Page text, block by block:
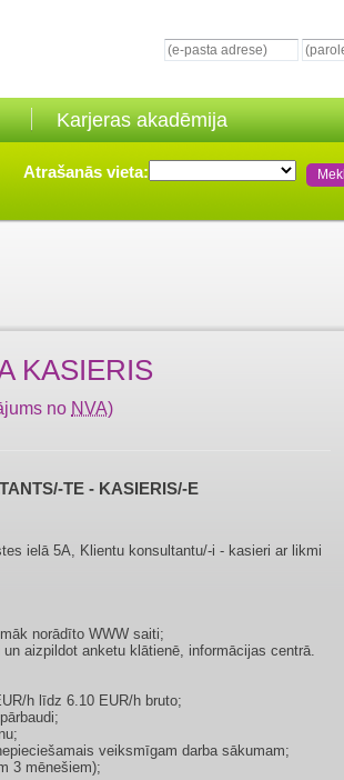
Karjeras akadēmija
Atrašanās vieta:
KASIERIS
no NVA)
TE - KASIERIS/-E
ielā 5A, Klientu konsultantu/-i - kasieri ar likmi
norādīto WWW saiti;
aizpildot anketu klātienē, informācijas centrā.
h līdz 6.10 EUR/h bruto;
veiksmīgam darba sākumam;
3 mēnešiem);